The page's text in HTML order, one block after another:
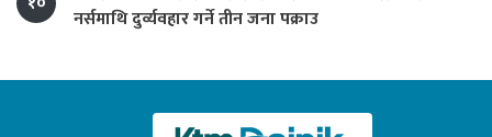
नर्समाथि दुर्व्यवहार गर्ने तीन जना पक्राउ